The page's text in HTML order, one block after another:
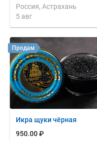
Россия, Астрахань
5 авг
Икра щуки чёрная
950.00 ₽
Продам